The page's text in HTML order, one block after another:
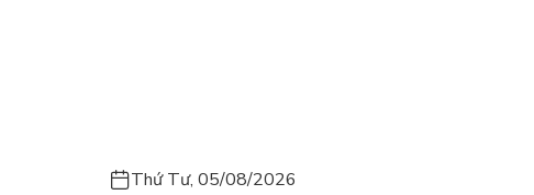
Thứ Tư, 05/08/2026